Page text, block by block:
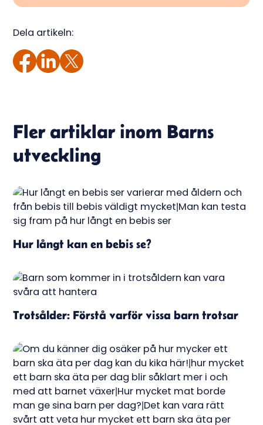
Dela artikeln:
Fler artiklar inom Barns
utveckling
Hur långt kan en bebis se?
Trotsålder: Förstå varför vissa barn trotsar